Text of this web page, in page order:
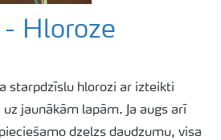
Hloroze
starpdzīslu hlorozi ar izteikti
jaunākām lapām. Ja augs arī
dzelzs daudzumu, visa